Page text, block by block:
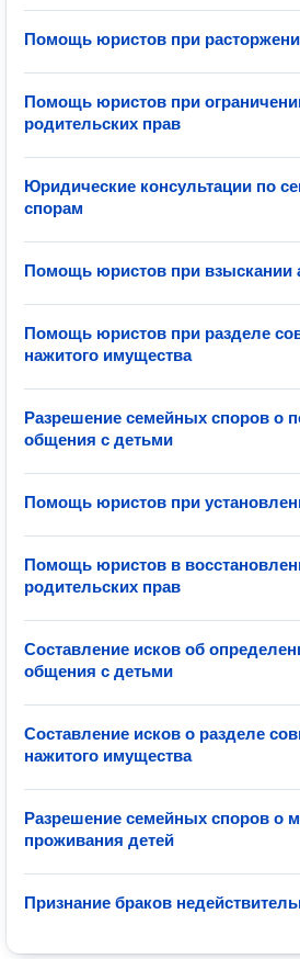
Помощь юристов при
Помощь юристов при
родительских прав
Юридические консультации по
спорам
Помощь юристов при взыскании
Помощь юристов при разделе
нажитого имущества
Разрешение семейных споров о
общения с детьми
Помощь юристов при
Помощь юристов в
родительских прав
Составление исков об
общения с детьми
Составление исков о разделе
нажитого имущества
Разрешение семейных споров о
проживания детей
Признание браков